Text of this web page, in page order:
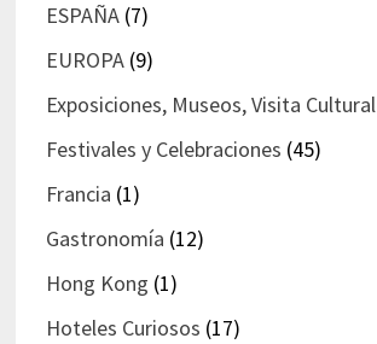
ESPAÑA(7)
EUROPA(9)
Exposiciones, Museos, Visita Cultural
Festivales y Celebraciones (45)
Francia (1)
Gastronomía (12)
Hong Kong (1)
Hoteles Curiosos (17)